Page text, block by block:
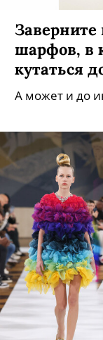
шарфов, в
кутаться
А может и до